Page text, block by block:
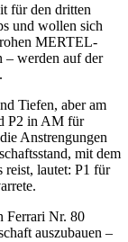
für den dritten
und wollen sich
MERTEL-
– werden auf der
Tiefen, aber am
P2 in AM für
Anstrengungen
mit dem
reist, lautet: P1 für
Ferrari Nr. 80
auszubauen –